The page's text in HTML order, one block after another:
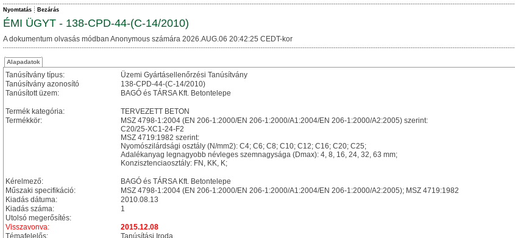
Nyomtatás Bezárás
ÉMI ÜGYT - 138-CPD-44-(C-14/2010)
A dokumentum olvasás módban Anonymous számára 2026.AUG.06 20:42:25 CEDT-kor
Alapadatok
Tanúsítvány típus:
Üzemi Gyártásellenőrzési Tanúsítvány
Tanúsítvány azonosító
138-CPD-44-(C-14/2010)
Tanúsított üzem:
BAGÓ és TÁRSA Kft. Betontelepe
Termék kategória:
TERVEZETT BETON
Termékkör:
MSZ 4798-1:2004 (EN 206-1:2000/EN 206-1:2000/A1:2004/EN 206-1:2000/A2:2005) szerint:
C20/25-XC1-24-F2
MSZ 4719:1982 szerint:
Nyomószilárdsági osztály (N/mm2): C4; C6; C8; C10; C12; C16; C20; C25;
Adalékanyag legnagyobb névleges szemnagysága (Dmax): 4, 8, 16, 24, 32, 63 mm;
Konzisztenciaosztály: FN, KK, K;
Kérelmező:
BAGÓ és TÁRSA Kft. Betontelepe
Műszaki specifikáció:
MSZ 4798-1:2004 (EN 206-1:2000/EN 206-1:2000/A1:2004/EN 206-1:2000/A2:2005); MSZ 4719:1982
Kiadás dátuma:
2010.08.13
Kiadás száma:
1
Utolsó megerősítés:
Visszavonva:
2015.12.08
Témafelelős:
Tanúsítási Iroda